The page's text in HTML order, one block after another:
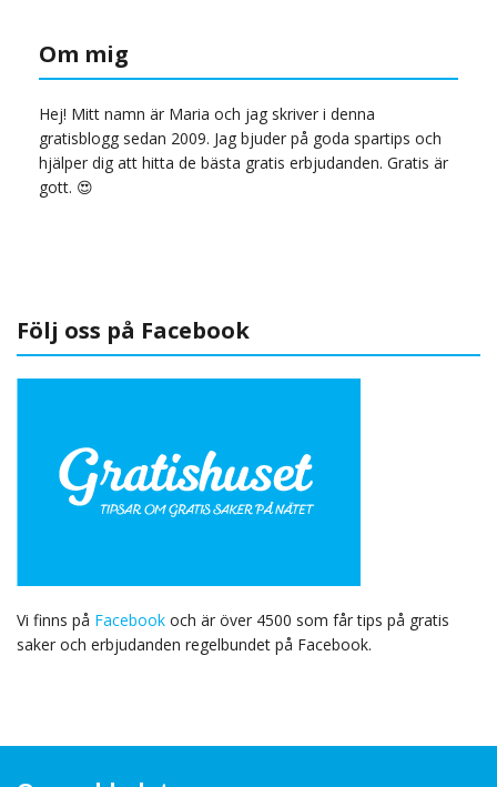
Om mig
Hej! Mitt namn är Maria och jag skriver i denna
gratisblogg sedan 2009. Jag bjuder på goda spartips och
hjälper dig att hitta de bästa gratis erbjudanden. Gratis är
gott. 😍
Följ oss på Facebook
Vi finns på Facebook och är över 4500 som får tips på gratis
saker och erbjudanden regelbundet på Facebook.